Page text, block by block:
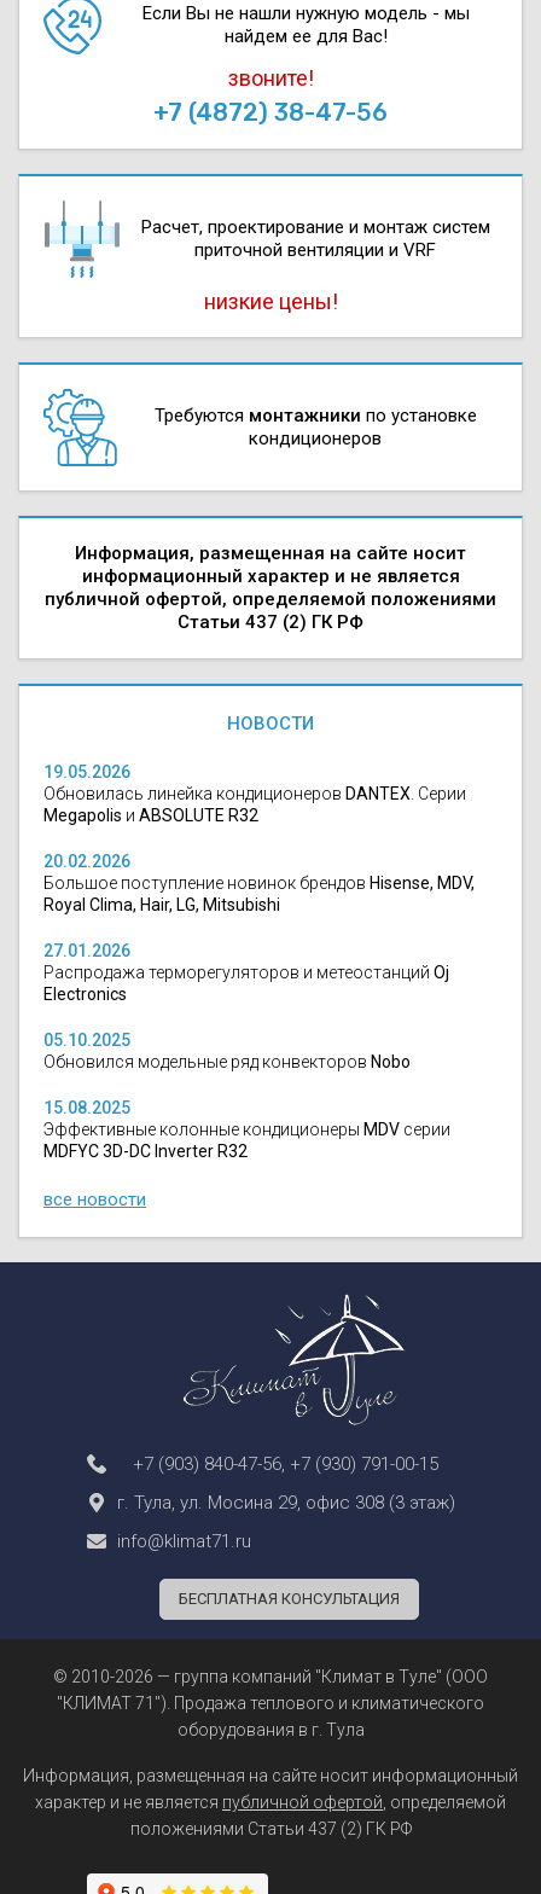
Если Вы не нашли нужную модель - мы
найдем ее для Вас!
звоните!
+7 (4872) 38-47-56
Расчет, проектирова­ние и монтаж систем
приточной вентиляции и VRF
низкие цены!
Требуются монтажники по установке
кондиционеров
Информация, размещенная на сайте носит
информационный характер и не является
публичной офертой, определяемой положениями
Статьи 437 (2) ГК РФ
НОВОСТИ
19.05.2026
Обновилась линейка кондиционеров DANTEX . Серии
Megapolis и ABSOLUTE R32
20.02.2026
Большое поступление новинок брендов Hisense, MDV,
Royal Clima, Hair, LG, Mitsubishi
27.01.2026
Распродажа терморегуляторов и метеостанций Oj
Electronics
05.10.2025
Обновился модельные ряд конвекторов Nobo
15.08.2025
Эффективные колонные кондиционеры MDV серии
MDFYC 3D-DC Inverter R32
все новости
+7 (903) 840-47-56 +7 (930) 791-00-15
г. Тула, ул. Мосина 29, офис 308 (3 этаж)
info@klimat71.ru
БЕСПЛАТНАЯ КОНСУЛЬТАЦИЯ
© 2010-2026 — группа компаний "Климат в Туле" (ООО
"КЛИМАТ 71"). Продажа теплового и климатического
оборудования в г. Тула
Информация, размещенная на сайте носит информационный
характер и не является публичной офертой , определяемой
положениями Статьи 437 (2) ГК РФ